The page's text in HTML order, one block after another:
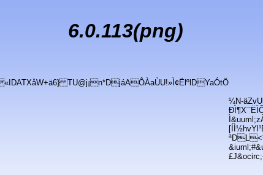
6.0.113(png)
TU@j¡n*DjáAÔÀaÙU!»Ì¢ËlºlDYaÓtÖ
¼N-